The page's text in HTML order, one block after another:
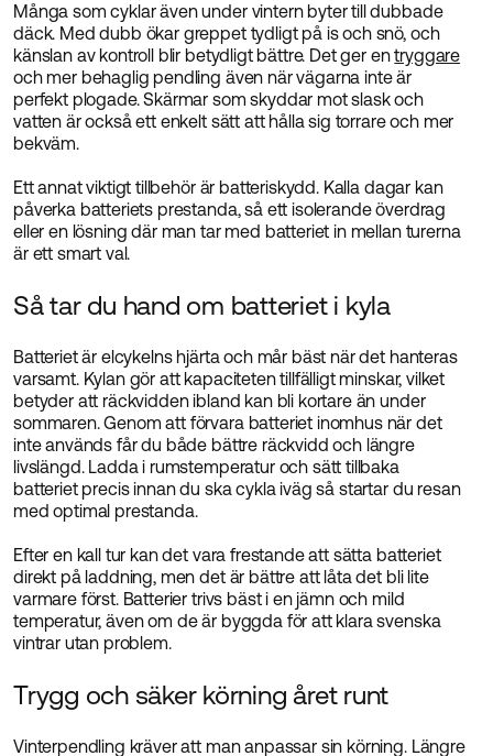
Många som cyklar även under vintern byter till dubbade
däck. Med dubb ökar greppet tydligt på is och snö, och
känslan av kontroll blir betydligt bättre. Det ger entryggare
och mer behaglig pendling även när vägarna inte är
perfekt plogade. Skärmar som skyddar mot slask och
vatten är också ett enkelt sätt att hålla sig torrare och mer
bekväm.
Ett annat viktigt tillbehör är batteriskydd. Kalla dagar kan
påverka batteriets prestanda, så ett isolerande överdrag
eller en lösning där man tar med batteriet in mellan turerna
är ett smart val.
Så tar du hand om batteriet i kyla
Batteriet är elcykelns hjärta och mår bäst när det hanteras
varsamt. Kylan gör att kapaciteten tillfälligt minskar, vilket
betyder att räckvidden ibland kan bli kortare än under
sommaren. Genom att förvara batteriet inomhus när det
inte används får du både bättre räckvidd och längre
livslängd. Ladda i rumstemperatur och sätt tillbaka
batteriet precis innan du ska cykla iväg så startar du resan
med optimal prestanda.
Efter en kall tur kan det vara frestande att sätta batteriet
direkt på laddning, men det är bättre att låta det bli lite
varmare först. Batterier trivs bäst i en jämn och mild
temperatur, även om de är byggda för att klara svenska
vintrar utan problem.
Trygg och säker körning året runt
Vinterpendling kräver att man anpassar sin körning. Längre